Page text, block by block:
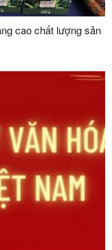
cao chất lượng sản